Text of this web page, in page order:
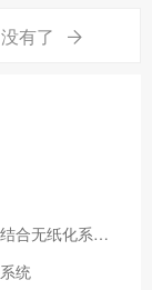
没有了
劲浪科技助重庆力某指挥中心完成视频会议结合无纸化系统，打造智慧指挥调度室
统